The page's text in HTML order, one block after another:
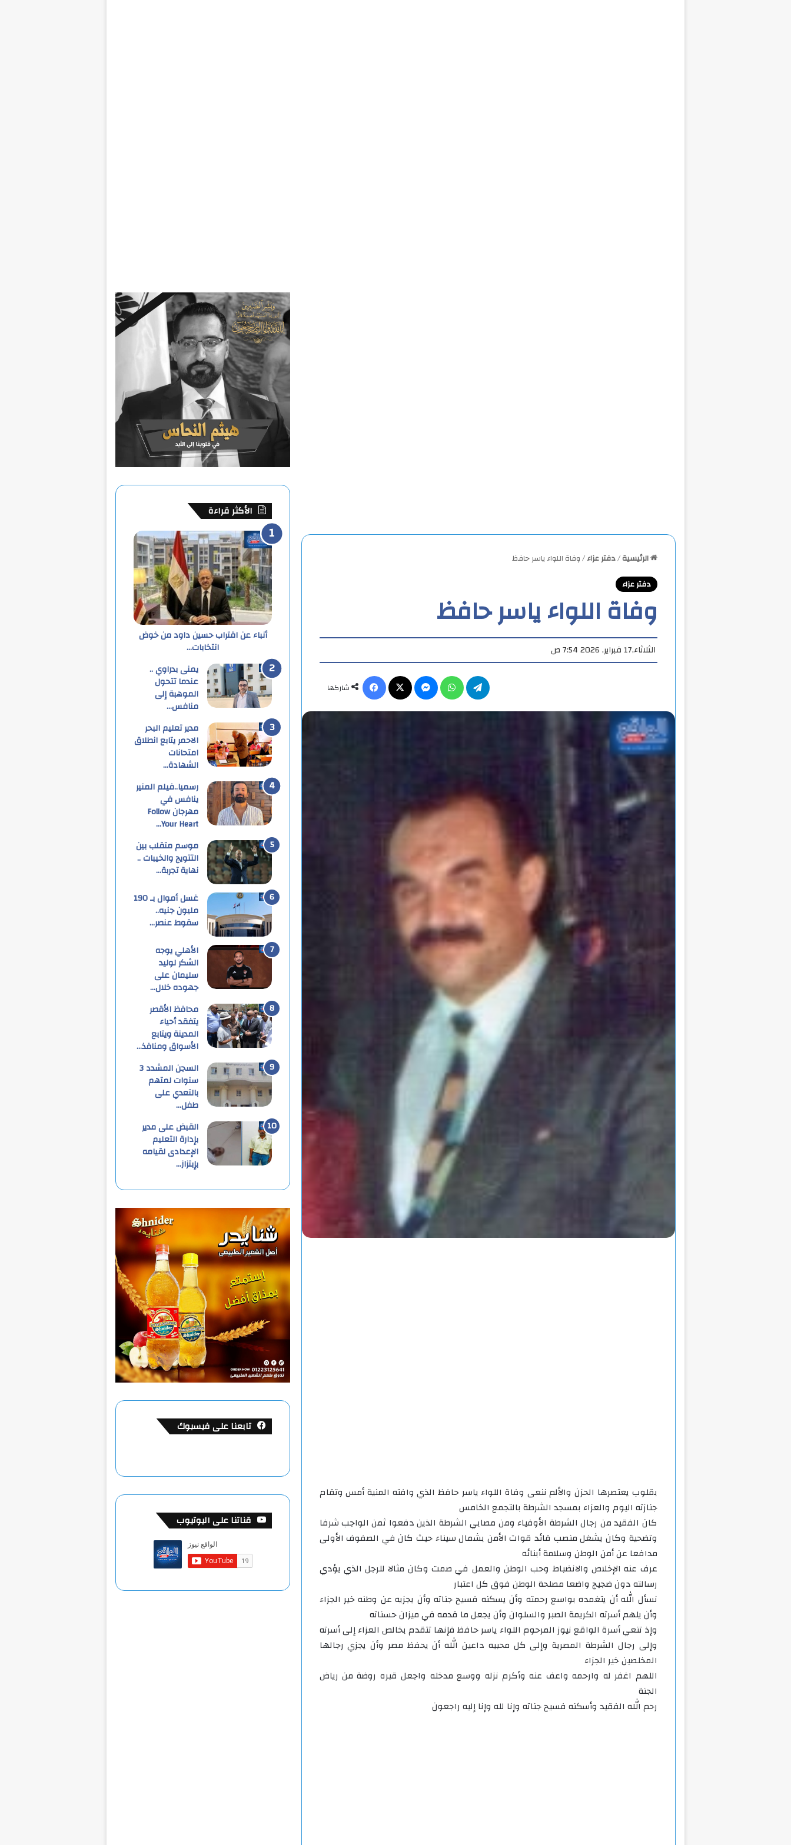
الرئيسية/دفتر عزاء/وفاة اللواء ياسر حافظ
دفتر عزاء
وفاة اللواء ياسر حافظ
الثلاثاء,17 فبراير, 2026 7:54 ص
شاركها
ماسنجر واتساب تيلقرام
بقلوب يعتصرها الحزن والألم ننعى وفاة اللواء ياسر حافظ الذي وافته المنية أمس وتقام
جنازته اليوم والعزاء بمسجد الشرطة بالتجمع الخامس
كان الفقيد من رجال الشرطة الأوفياء ومن مصابي الشرطة الذين دفعوا ثمن الواجب شرفا
وتضحية وكان يشغل منصب قائد قوات الأمن بشمال سيناء حيث كان في الصفوف الأولى
مدافعا عن أمن الوطن وسلامة أبنائه
عرف عنه الإخلاص والانضباط وحب الوطن والعمل في صمت وكان مثالا للرجل الذي يؤدي
رسالته دون ضجيج واضعا مصلحة الوطن فوق كل اعتبار
نسأل الله أن يتغمده بواسع رحمته وأن يسكنه فسيح جناته وأن يجزيه عن وطنه خير الجزاء
وأن يلهم أسرته الكريمة الصبر والسلوان وأن يجعل ما قدمه في ميزان حسناته
وإذ تنعي أسرة الواقع نيوز المرحوم اللواء ياسر حافظ فإنها تتقدم بخالص العزاء إلى أسرته
وإلى رجال الشرطة المصرية وإلى كل محبيه داعين الله أن يحفظ مصر وأن يجزي رجالها
المخلصين خير الجزاء
اللهم اغفر له وارحمه واعف عنه وأكرم نزله ووسع مدخله واجعل قبره روضة من رياض
الجنة
رحم الله الفقيد وأسكنه فسيح جناته وإنا لله وإنا إليه راجعون
الأكثر قراءة
أنباء عن اقتراب حسين داود من خوض
انتخابات…
يمنى بدراوي ..
عندما تتحول
الموهبة إلى
منافس…
مدير تعليم البحر
الاحمر يتابع انطلاق
امتحانات
الشهادة…
رسميا..فيلم المنير
ينافس في
مهرجان Follow
Your Heart…
موسم متقلب بين
التتويج والخيبات ..
نهاية تجربة…
غسل أموال بـ 190
مليون جنيه..
سقوط عنصر…
الأهلي يوجه
الشكر لوليد
سليمان على
جهوده خلال…
محافظ الأقصر
يتفقد أحياء
المدينة ويتابع
الأسواق ومنافذ…
السجن المشدد 3
سنوات لمتهم
بالتعدي على
طفل…
القبض على مدير
بإدارة التعليم
الإعدادى لقيامه
بإبتزاز…
تابعنا على فيسبوك
قناتنا على اليوتيوب